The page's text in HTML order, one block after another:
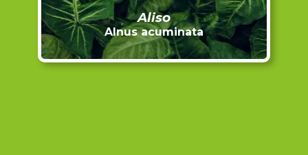
Aliso
Alnus acuminata